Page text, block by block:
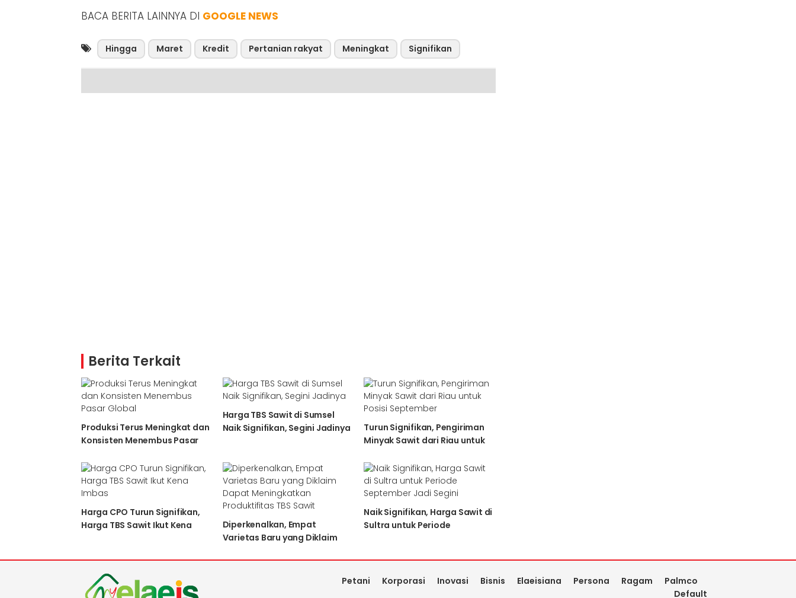
BACA BERITA LAINNYA DI GOOGLE NEWS
Hingga Maret Kredit Pertanian rakyat Meningkat Signifikan
Berita Terkait
Produksi Terus Meningkat dan
Konsisten Menembus Pasar
Harga TBS Sawit di Sumsel
Naik Signifikan, Segini Jadinya
Turun Signifikan, Pengiriman
Minyak Sawit dari Riau untuk
Harga CPO Turun Signifikan,
Harga TBS Sawit Ikut Kena
Diperkenalkan, Empat
Varietas Baru yang Diklaim
Produktifitas TBS Sawit
Naik Signifikan, Harga Sawit di
Sultra untuk Periode
Petani Korporasi Inovasi Bisnis Elaeisiana Persona Ragam
Palmco
Default